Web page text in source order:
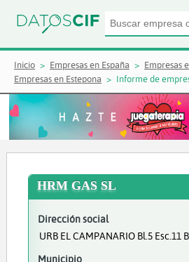
Inicio Empresas en España
Empresas
Empresas en Estepona
Informe de
HRM GAS SL
Dirección social
URB EL CAMPANARIO Bl.5 Esc.11
Municipio